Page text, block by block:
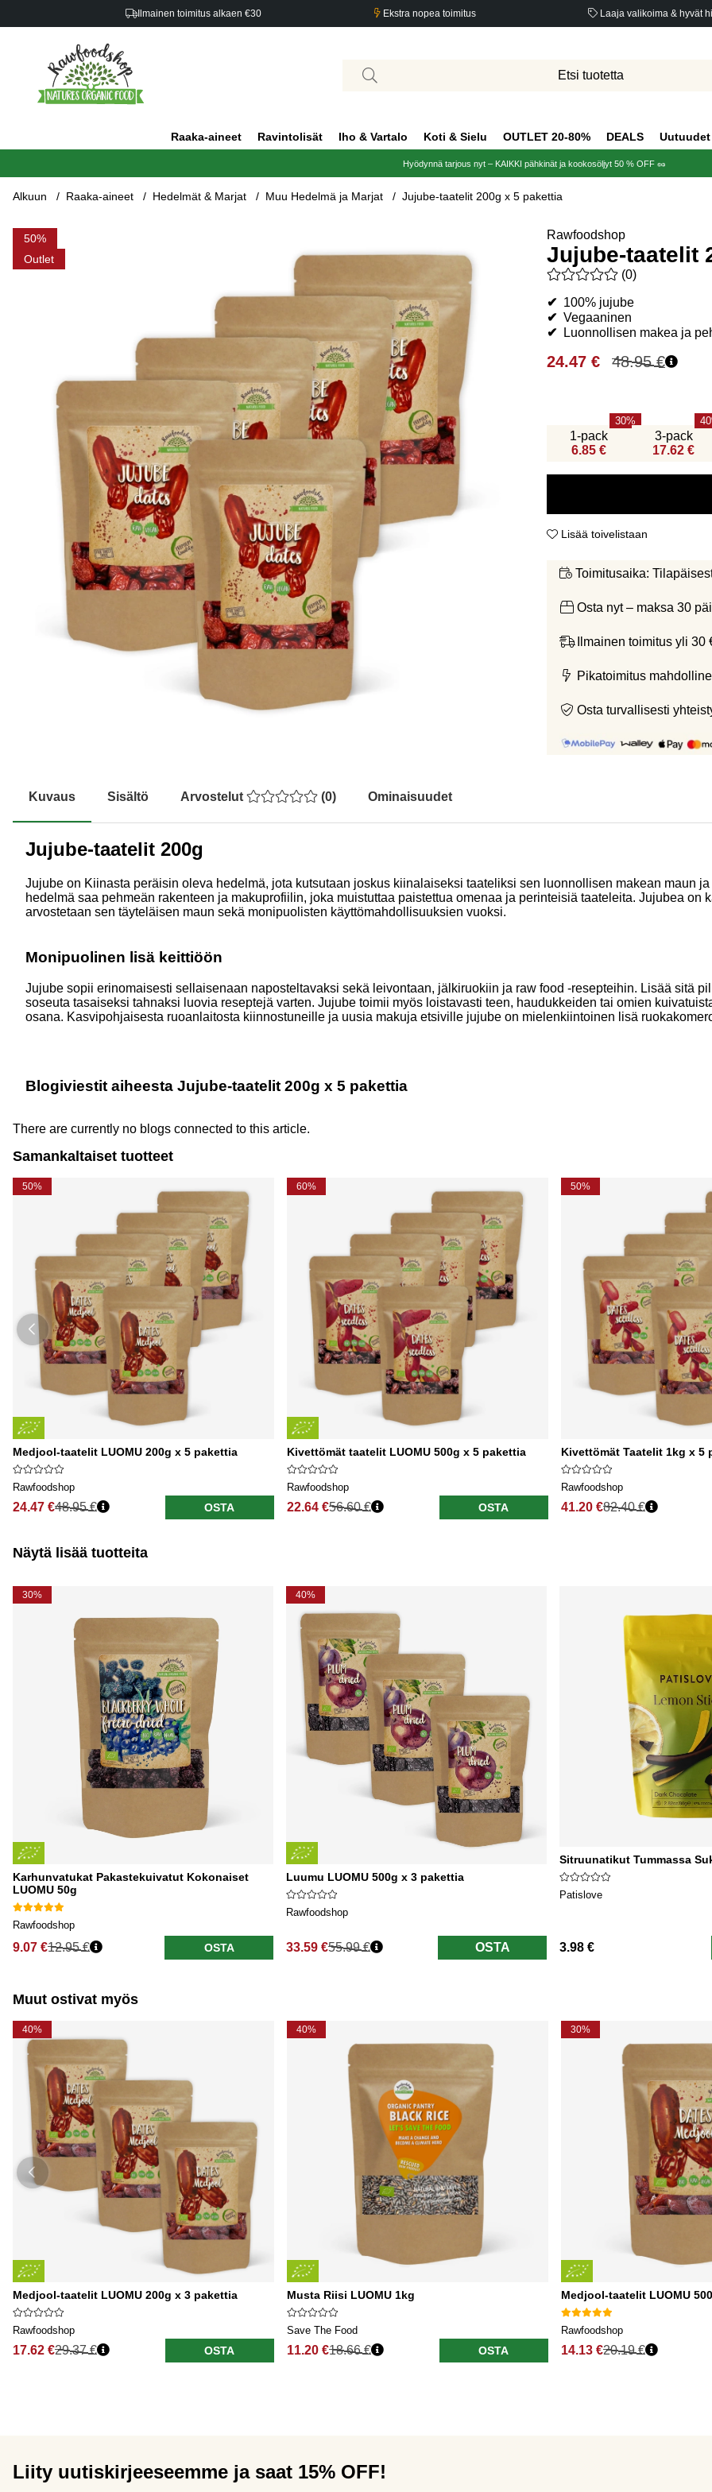
Ilmainen toimitus alkaen €30 Ekstra nopea toimitus Laaja valikoima & hyvät
Raaka-aineet Ravintolisät Iho & Vartalo Koti & Sielu OUTLET 20-80% DEALS Uutuudet
Hyödynnä tarjous nyt – KAIKKI pähkinät ja kookosöljyt 50 % OFF 🥜
Alkuun Raaka-aineet Hedelmät & Marjat Muu Hedelmä ja Marjat Jujube-taatelit 200g x 5 pakettia
50
Outlet
Tuotekuvat Jujube-taatelit 200g x 5 pakettia Rawfoodshop
Jujube-taatelit
Keskiarvoluokitus 0 / 5
(0)
✔ 100% jujube
✔ Vegaaninen
✔ Luonnollisen makea ja
48.95€
24.47 €
1-pack
6.85 €
30
3-pack
17.62 €
40
Lisää toivelistaan
Toimitusaika:
Osta nyt – maksa 30
Ilmainen toimitus yli 30
Pikatoimitus
Osta turvallisesti
Kuvaus Sisältö Arvostelut (0) Ominaisuudet
Jujube-taatelit 200g
Jujube on Kiinasta peräisin oleva hedelmä, jota kutsutaan joskus kiinalaiseksi taateliksi sen luonnollisen makean maun
hedelmä saa pehmeän rakenteen ja makuprofiilin, joka muistuttaa paistettua omenaa ja perinteisiä taateleita. Jujubea on
arvostetaan sen täyteläisen maun sekä monipuolisten käyttömahdollisuuksien vuoksi.
Monipuolinen lisä keittiöön
Jujube sopii erinomaisesti sellaisenaan naposteltavaksi sekä leivontaan, jälkiruokiin ja raw food -resepteihin. Lisää sitä
soseuta tasaiseksi tahnaksi luovia reseptejä varten. Jujube toimii myös loistavasti teen, haudukkeiden tai omien
osana. Kasvipohjaisesta ruoanlaitosta kiinnostuneille ja uusia makuja etsiville jujube on mielenkiintoinen lisä
Blogiviestit aiheesta Jujube-taatelit 200g x 5 pakettia
There are currently no blogs connected to this article.
Samankaltaiset tuotteet
50%
Medjool-taatelit LUOMU 200g x 5 pakettia
Rawfoodshop
24.47 €48.95 € OSTA
60%
Kivettömät taatelit LUOMU 500g x 5 pakettia
Rawfoodshop
22.64 €56.60 € OSTA
50%
Kivettömät Taatelit 1kg x 5
Rawfoodshop
41.20 €82.40 €
Näytä lisää tuotteita
30%
Karhunvatukat Pakastekuivatut Kokonaiset
LUOMU 50g
Rawfoodshop
9.07 €
Normaali hinta
12.95 € OSTA
40%
Luumu LUOMU 500g x 3 pakettia
Rawfoodshop
33.59 €
Normaali hinta
55.99 € OSTA
Sitruunatikut Tummassa
Patislove
3.98 €
Muut ostivat myös
40%
Medjool-taatelit LUOMU 200g x 3 pakettia
Rawfoodshop
17.62 €29.37 € OSTA
40%
Musta Riisi LUOMU 1kg
Save The Food
11.20 €18.66 € OSTA
30%
Medjool-taatelit LUOMU
Rawfoodshop
14.13 €20.19 €
Liity uutiskirjeeseemme ja saat 15% OFF!